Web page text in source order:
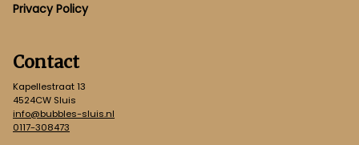
Privacy Policy
Contact
Kapellestraat 13
4524CW Sluis
info@bubbles-sluis.nl
0117-308473